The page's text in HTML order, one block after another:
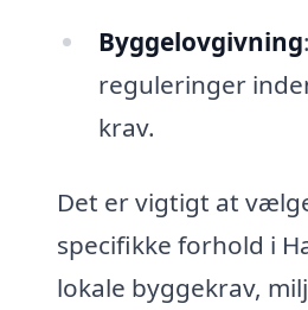
Byggelovgivning
reguleringer
krav.
Det er vigtigt at
specifikke forhold i
lokale byggekrav,